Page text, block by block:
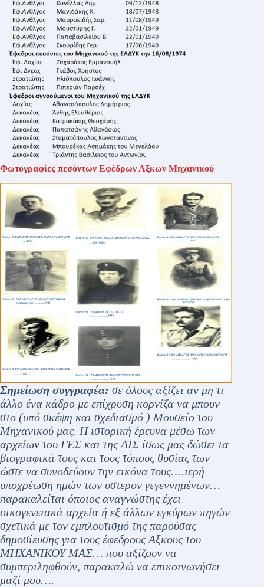
Φωτογραφίες πεσόντων Εφέδρων Αξκων Μηχανικού
Σημείωση συγγραφέα: σε όλους αξίζει αν μη τι
άλλο ένα κάδρο με επίχρυση κορνίζα να μπουν
στο (υπό σκέψη και σχεδιασμό ) Μουσείο του
Μηχανικού μας. Η ιστορική έρευνα μέσω των
αρχείων του ΓΕΣ και της ΔΙΣ ίσως μας δώσει τα
βιογραφικά τους και τους τόπους θυσίας των
ώστε να συνοδεύουν την εικόνα τους….ιερή
υποχρέωση ημών των υστερον γεγεννημένων…
παρακαλείται όποιος αναγνώστης έχει
οικογενειακά αρχεία ή εξ άλλων εγκύρων πηγών
σχετικά με τον εμπλουτισμό της παρούσας
δημοσίευσης για τους έφεδρους Αξκους του
ΜΗΧΑΝΙΚΟΥ ΜΑΣ… που αξίζουν να
συμπεριληφθούν, παρακαλώ να επικοινωνήσει
μαζί μου….